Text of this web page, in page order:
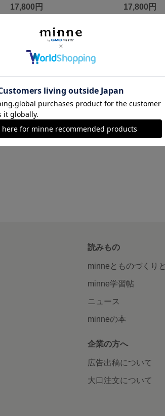
17,800円 17,800円
読みもの
minneとものづくりと
minne学習帖
ニュース
minneの本
企業の方へ
広告出稿について
大口注文について